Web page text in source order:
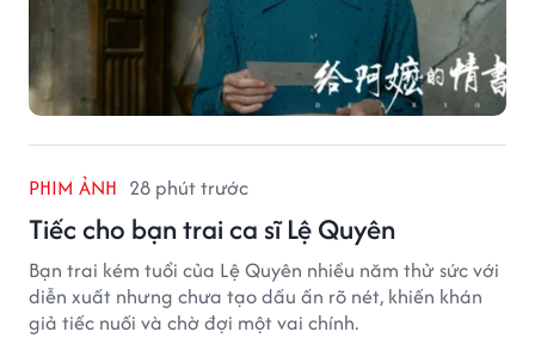
PHIM ẢNH 28 phút trước
Tiếc cho bạn trai ca sĩ Lệ Quyên
Bạn trai kém tuổi của Lệ Quyên nhiều năm thử sức với
diễn xuất nhưng chưa tạo dấu ấn rõ nét, khiến khán
giả tiếc nuối và chờ đợi một vai chính.